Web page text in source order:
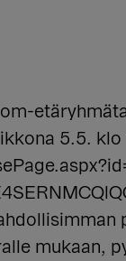
5.5.
mukaan,